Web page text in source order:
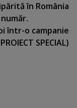
în România
într-o campanie
SPECIAL)